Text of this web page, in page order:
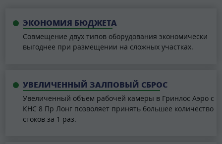
ЭКОНОМИЯ БЮДЖЕТА
Совмещение двух типов оборудования экономически
выгоднее при размещении на сложных участках.
УВЕЛИЧЕННЫЙ ЗАЛПОВЫЙ СБРОС
Увеличенный объем рабочей камеры в Гринлос Аэро с
КНС 8 Пр Лонг позволяет принять большее количество
стоков за 1 раз.